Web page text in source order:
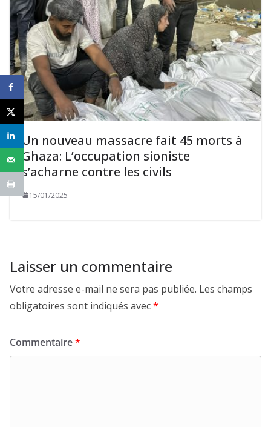
Un nouveau massacre fait 45 morts à
Ghaza: L’occupation sioniste
s’acharne contre les civils
15/01/2025
Laisser un commentaire
Votre adresse e-mail ne sera pas publiée. Les champs
obligatoires sont indiqués avec*
Commentaire*